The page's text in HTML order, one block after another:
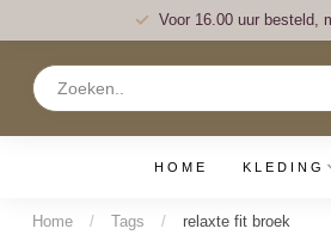
Voor 16.00 uur besteld,
HOME KLEDING
Home / Tags / relaxte fit broek